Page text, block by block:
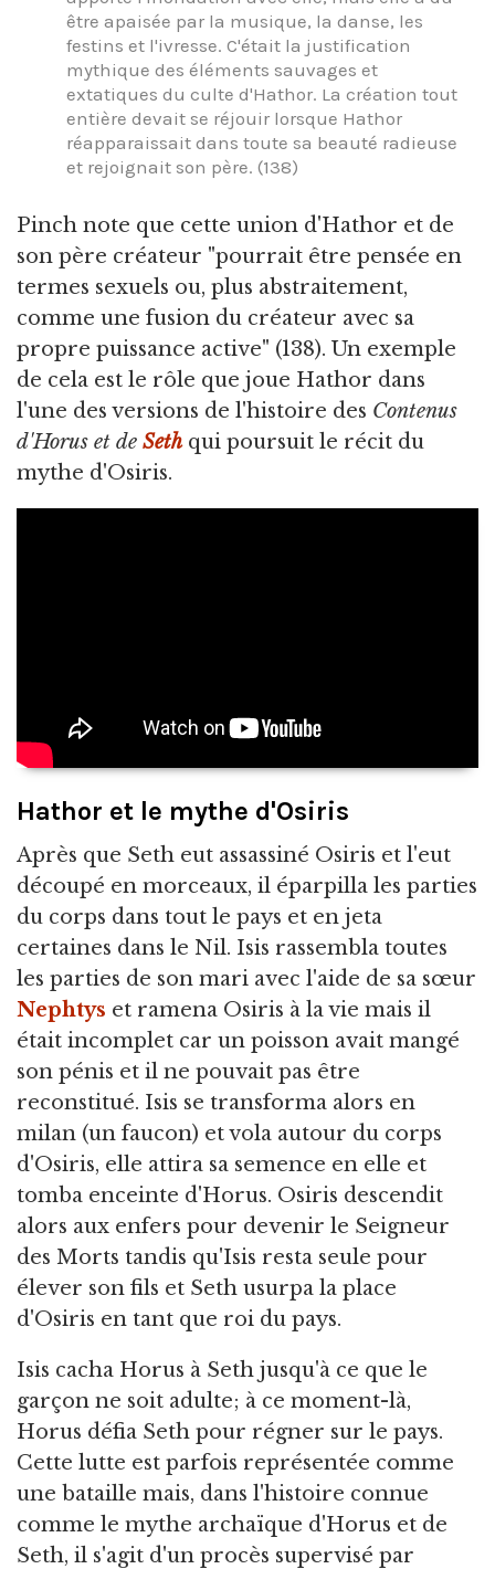
être apaisée par la musique, la danse, les
festins et l'ivresse. C'était la justification
mythique des éléments sauvages et
extatiques du culte d'Hathor. La création tout
entière devait se réjouir lorsque Hathor
réapparaissait dans toute sa beauté radieuse
et rejoignait son père. (138)
Pinch note que cette union d'Hathor et de
son père créateur "pourrait être pensée en
termes sexuels ou, plus abstraitement,
comme une fusion du créateur avec sa
propre puissance active" (138). Un exemple
de cela est le rôle que joue Hathor dans
l'une des versions de l'histoire des Contenus
d'Horus et de Seth qui poursuit le récit du
mythe d'Osiris.
Hathor et le mythe d'Osiris
Après que Seth eut assassiné Osiris et l'eut
découpé en morceaux, il éparpilla les parties
du corps dans tout le pays et en jeta
certaines dans le Nil. Isis rassembla toutes
les parties de son mari avec l'aide de sa sœur
Nephtys et ramena Osiris à la vie mais il
était incomplet car un poisson avait mangé
son pénis et il ne pouvait pas être
reconstitué. Isis se transforma alors en
milan (un faucon) et vola autour du corps
d'Osiris, elle attira sa semence en elle et
tomba enceinte d'Horus. Osiris descendit
alors aux enfers pour devenir le Seigneur
des Morts tandis qu'Isis resta seule pour
élever son fils et Seth usurpa la place
d'Osiris en tant que roi du pays.
Isis cacha Horus à Seth jusqu'à ce que le
garçon ne soit adulte; à ce moment-là,
Horus défia Seth pour régner sur le pays.
Cette lutte est parfois représentée comme
une bataille mais, dans l'histoire connue
comme le mythe archaïque d'Horus et de
Seth, il s'agit d'un procès supervisé par